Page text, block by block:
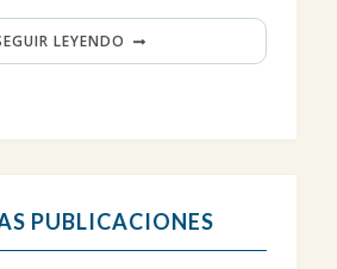
LEYENDO
PUBLICACIONES